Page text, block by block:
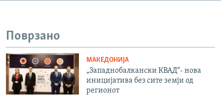
Поврзано
МАКЕДОНИЈА
„Западнобалкански КВАД“- нова
иницијатива без сите земји од
регионот